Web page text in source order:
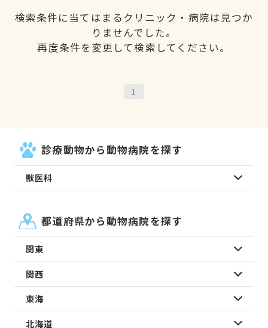
検索条件に当てはまるクリニック・病院は見つか
りませんでした。
再度条件を変更して検索してください。
1
診療動物から動物病院を探す
獣医科
都道府県から動物病院を探す
関東
関西
東海
北海道